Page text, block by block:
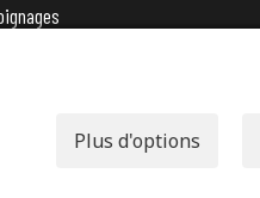
Plus d'options